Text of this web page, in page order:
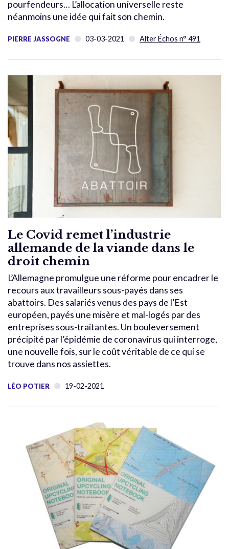
pourfendeurs… L’allocation universelle reste
néanmoins une idée qui fait son chemin.
PIERRE JASSOGNE 03-03-2021 Alter Échos n° 491
Le Covid remet l’industrie
allemande de la viande dans le
droit chemin
L’Allemagne promulgue une réforme pour encadrer le
recours aux travailleurs sous-payés dans ses
abattoirs. Des salariés venus des pays de l’Est
européen, payés une misère et mal-logés par des
entreprises sous-traitantes. Un bouleversement
précipité par l’épidémie de coronavirus qui interroge,
une nouvelle fois, sur le coût véritable de ce qui se
trouve dans nos assiettes.
LÉO POTIER 19-02-2021